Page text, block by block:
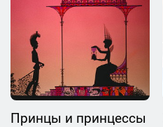
Принцы и принцессы